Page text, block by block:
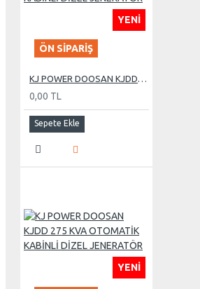
YENI
ÖN SIPARIŞ
KJ POWER DOOSAN KJDD 255 KVA OTOMATİK KABİNLİ DİZEL JENERATÖR
0,00 TL
Sepete Ekle
YENI